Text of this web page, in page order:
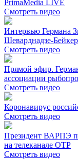
PrimaMedia LIVE
Смотреть видео
Интервью Германа
Шеварднадзе-
Смотреть видео
Прямой эфир.
ассоциации
Смотреть видео
Коронавирус
Смотреть видео
Президент ВАРПЭ
на телеканале ОТР
Смотреть видео